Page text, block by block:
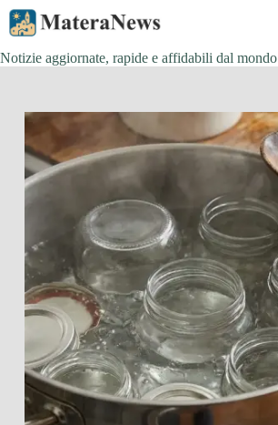
Salta
contenuto
Notizie aggiornate, rapide e affidabili dal mondo